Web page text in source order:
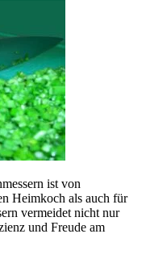
ist von
Heimkoch als auch für
vermeidet nicht nur
und Freude am